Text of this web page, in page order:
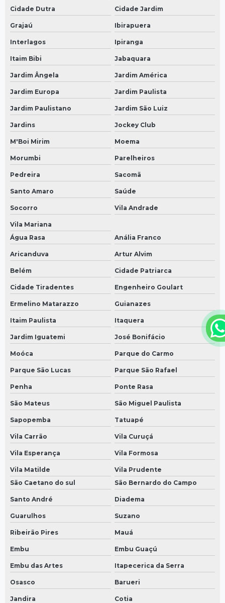
Cidade Dutra Cidade Jardim
Grajaú Ibirapuera
Interlagos Ipiranga
Itaim Bibi Jabaquara
Jardim Ângela Jardim América
Jardim Europa Jardim Paulista
Jardim Paulistano Jardim São Luiz
Jardins Jockey Club
M'Boi Mirim Moema
Morumbi Parelheiros
Pedreira Sacomã
Santo Amaro Saúde
Socorro Vila Andrade
Vila Mariana
Água Rasa
Anália Franco
Aricanduva Artur Alvim
Belém Cidade Patriarca
Cidade Tiradentes Engenheiro Goulart
Ermelino Matarazzo Guianazes
Itaim Paulista Itaquera
Jardim Iguatemi José Bonifácio
Moóca Parque do Carmo
Parque São Lucas Parque São Rafael
Penha Ponte Rasa
São Mateus São Miguel Paulista
Sapopemba Tatuapé
Vila Carrão Vila Curuçá
Vila Esperança Vila Formosa
Vila Matilde
Vila Prudente
São Caetano do sul
São Bernardo do Campo
Santo André Diadema
Guarulhos Suzano
Ribeirão Pires Mauá
Embu Embu Guaçú
Embu das Artes Itapecerica da Serra
Osasco Barueri
Jandira Cotia